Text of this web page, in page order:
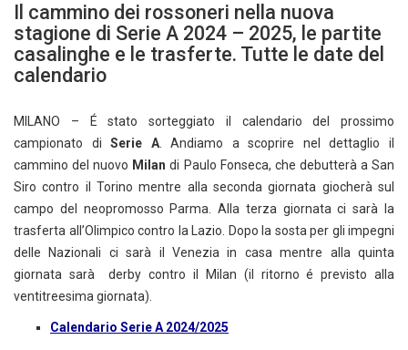
Il cammino dei rossoneri nella nuova
stagione di Serie A 2024 – 2025, le partite
casalinghe e le trasferte. Tutte le date del
calendario
MILANO – É stato sorteggiato il calendario del prossimo
campionato diSerie A. Andiamo a scoprire nel dettaglio il
cammino del nuovo Milan di Paulo Fonseca, che debutterà a San
Siro contro il Torino mentre alla seconda giornata giocherà sul
campo del neopromosso Parma. Alla terza giornata ci sarà la
trasferta all’Olimpico contro la Lazio. Dopo la sosta per gli impegni
delle Nazionali ci sarà il Venezia in casa mentre alla quinta
giornata sarà derby contro il Milan (il ritorno é previsto alla
ventitreesima giornata).
Calendario Serie A 2024/2025